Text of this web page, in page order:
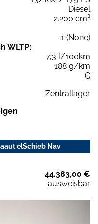
Diesel
2.200 cm³
1 (None)
WLTP:
7,3 l/100km
188 g/km
G
Zentrallager
elSchieb Nav
44.383,00 €
ausweisbar